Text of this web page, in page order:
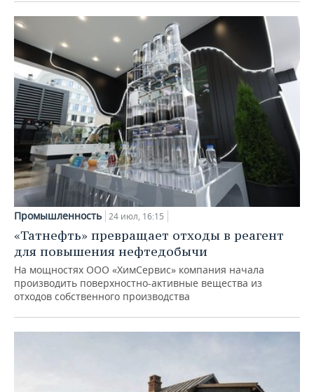
Промышленность 24 июл, 16:15
«Татнефть» превращает отходы в реагент
для повышения нефтедобычи
На мощностях ООО «ХимСервис» компания начала
производить поверхностно-активные вещества из
отходов собственного производства